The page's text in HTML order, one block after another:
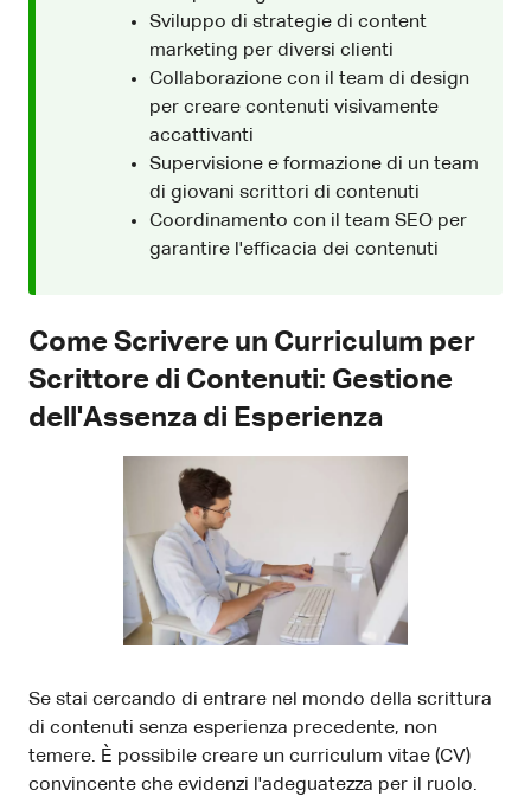
Sviluppo di strategie di content
marketing per diversi clienti
Collaborazione con il team di design
per creare contenuti visivamente
accattivanti
Supervisione e formazione di un team
di giovani scrittori di contenuti
Coordinamento con il team SEO per
garantire l'efficacia dei contenuti
Come Scrivere un Curriculum per
Scrittore di Contenuti: Gestione
dell'Assenza di Esperienza
Se stai cercando di entrare nel mondo della scrittura
di contenuti senza esperienza precedente, non
temere. È possibile creare un curriculum vitae (CV)
convincente che evidenzi l'adeguatezza per il ruolo.